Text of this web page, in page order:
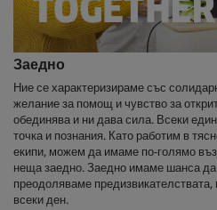
Заедно
Ние се характеризираме със
желание за помощ и чувство за
обединява и ни дава сила. Всеки
точка и познания. Като работим в
екипи, можем да имаме по-голямо
неща заедно. Заедно имаме шанса
преодоляваме
всеки ден.